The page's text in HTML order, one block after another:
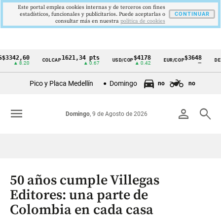
Cintillo
Colombia
COLCAP1621,34 pts USD/COP$4178
▲ 0.42
EUR/COP$3648
—
Pico y Placa Medellín Domingo no no
person search
Domingo, 9 de Agosto de 2026
menu
50 años cumple Villegas
Editores: una parte de
Colombia en cada casa
Este portal emplea cookies internas y de terceros con fines
estadísticos, funcionales y publicitarios. Puede aceptarlas o
consultar más en nuestra politica de cookies
CONTINUAR